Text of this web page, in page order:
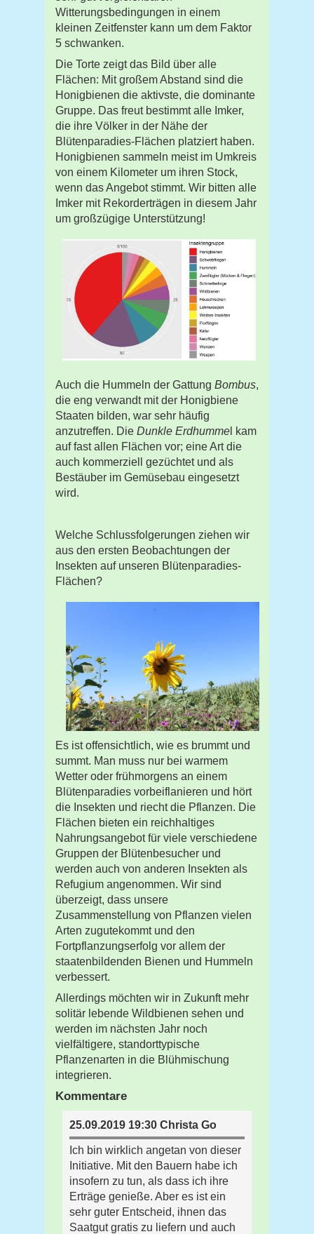
Witterungsbedingungen in einem
kleinen Zeitfenster kann um dem Faktor
5 schwanken.
Die Torte zeigt das Bild über alle
Flächen: Mit großem Abstand sind die
Honigbienen die aktivste, die dominante
Gruppe. Das freut bestimmt alle Imker,
die ihre Völker in der Nähe der
Blütenparadies-Flächen platziert haben.
Honigbienen sammeln meist im Umkreis
von einem Kilometer um ihren Stock,
wenn das Angebot stimmt. Wir bitten alle
Imker mit Rekorderträgen in diesem Jahr
um großzügige Unterstützung!
Auch die Hummeln der Gattung Bombus,
die eng verwandt mit der Honigbiene
Staaten bilden, war sehr häufig
anzutreffen. Die Dunkle Erdhumme l kam
auf fast allen Flächen vor; eine Art die
auch kommerziell gezüchtet und als
Bestäuber im Gemüsebau eingesetzt
wird.
Welche Schlussfolgerungen ziehen wir
aus den ersten Beobachtungen der
Insekten auf unseren Blütenparadies-
Flächen?
Es ist offensichtlich, wie es brummt und
summt. Man muss nur bei warmem
Wetter oder frühmorgens an einem
Blütenparadies vorbeiflanieren und hört
die Insekten und riecht die Pflanzen. Die
Flächen bieten ein reichhaltiges
Nahrungsangebot für viele verschiedene
Gruppen der Blütenbesucher und
werden auch von anderen Insekten als
Refugium angenommen. Wir sind
überzeigt, dass unsere
Zusammenstellung von Pflanzen vielen
Arten zugutekommt und den
Fortpflanzungserfolg vor allem der
staatenbildenden Bienen und Hummeln
verbessert.
Allerdings möchten wir in Zukunft mehr
solitär lebende Wildbienen sehen und
werden im nächsten Jahr noch
vielfältigere, standorttypische
Pflanzenarten in die Blühmischung
integrieren.
Kommentare
25.09.2019 19:30 Christa Go
Ich bin wirklich angetan von dieser
Initiative. Mit den Bauern habe ich
insofern zu tun, als dass ich ihre
Erträge genieße. Aber es ist ein
sehr guter Entscheid, ihnen das
Saatgut gratis zu liefern und auch